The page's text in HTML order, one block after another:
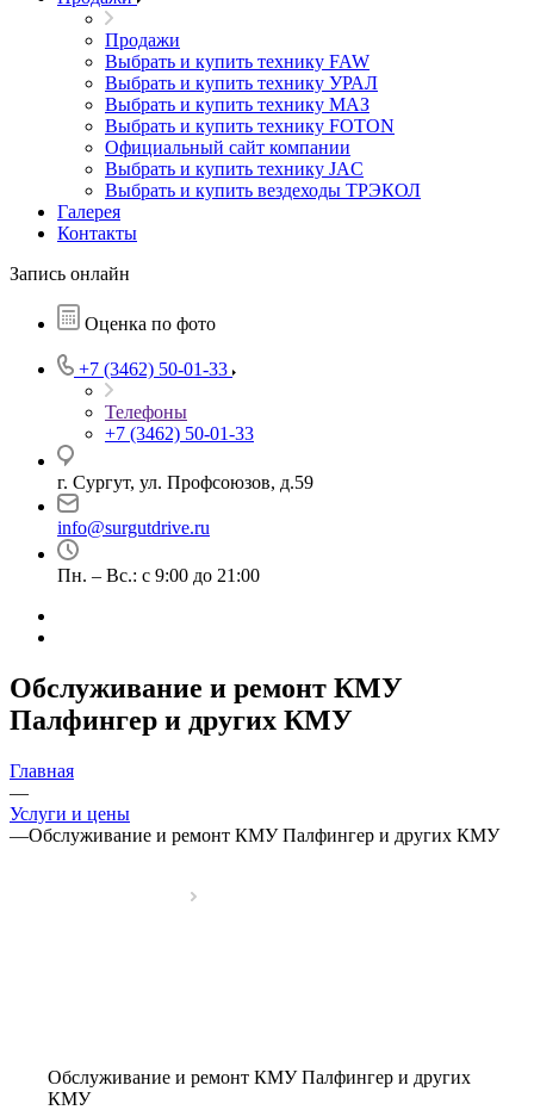
Продажи
Выбрать и купить технику FAW
Выбрать и купить технику УРАЛ
Выбрать и купить технику МАЗ
Выбрать и купить технику FOTON
Официальный сайт компании
Выбрать и купить технику JAC
Выбрать и купить вездеходы ТРЭКОЛ
Галерея
Контакты
Запись онлайн
Оценка по фото
+7 (3462) 50-01-33
Телефоны
+7 (3462) 50-01-33
г. Сургут, ул. Профсоюзов, д.59
info@surgutdrive.ru
Пн. – Вс.: с 9:00 до 21:00
Обслуживание и ремонт КМУ
Палфингер и других КМУ
Главная
—
Услуги и цены
—Обслуживание и ремонт КМУ Палфингер и других КМУ
Обслуживание и ремонт КМУ Палфингер и других
КМУ